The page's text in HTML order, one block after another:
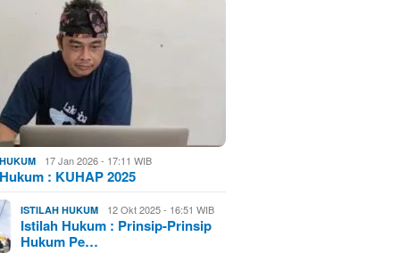
17 Jan 2026 - 17:11 WIB
: KUHAP 2025
ISTILAH HUKUM 12 Okt 2025 - 16:51 WIB
Istilah Hukum : Prinsip-Prinsip
Hukum Pe…